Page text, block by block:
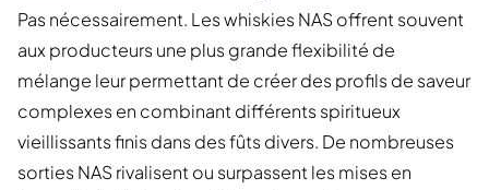
Pas nécessairement. Les whiskies NAS offrent souvent
aux producteurs une plus grande flexibilité de
mélange leur permettant de créer des profils de saveur
complexes en combinant différents spiritueux
vieillissants finis dans des fûts divers. De nombreuses
sorties NAS rivalisent ou surpassent les mises en